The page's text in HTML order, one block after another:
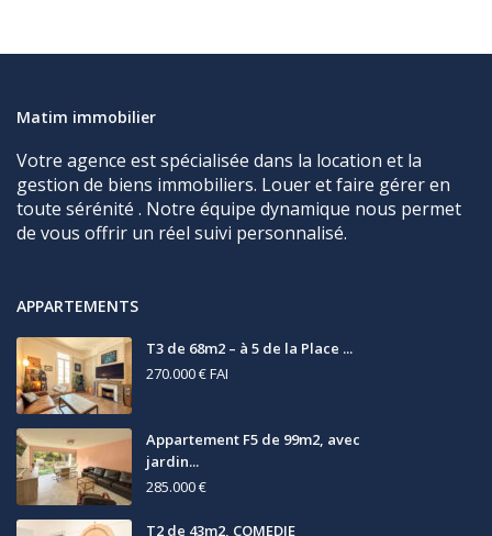
Matim immobilier
Votre agence est spécialisée dans la location et la
gestion de biens immobiliers. Louer et faire gérer en
toute sérénité . Notre équipe dynamique nous permet
de vous offrir un réel suivi personnalisé.
APPARTEMENTS
T3 de 68m2 – à 5 de la Place ...
270.000 €FAI
Appartement F5 de 99m2, avec
jardin...
285.000 €
T2 de 43m2, COMEDIE